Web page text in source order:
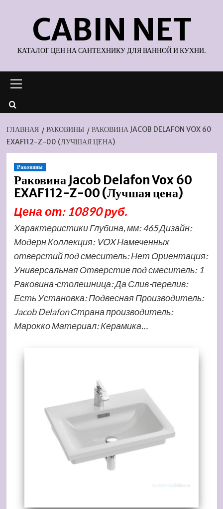
содержимомуCABIN NET
КАТАЛОГ ЦЕН НА САНТЕХНИКУ ДЛЯ ВАННОЙ И КУХНИ.
меню
ГЛАВНАЯ РАКОВИНЫ
РАКОВИНА JACOB DELAFON VOX 60
EXAF112-Z-00 (ЛУЧШАЯ ЦЕНА)
Раковины
Раковина Jacob Delafon Vox 60
EXAF112-Z-00 (Лучшая цена)
Цена от: 10890 руб.
Характеристики Глубина, мм: 465 Дизайн:
Модерн Коллекция: VOX Намеченных
отверстий под смеситель: Нет Ориентация:
Универсальная Отверстие под смеситель: 1
Раковина-столешница: Да Слив-перелив:
Есть Установка: Подвесная Производитель:
Jacob Delafon Страна производитель:
Марокко Материал: Керамика…